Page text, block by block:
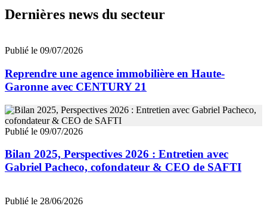
Dernières news du secteur
Publié le 09/07/2026
Reprendre une agence immobilière en Haute-
Garonne avec CENTURY 21
Publié le 09/07/2026
Bilan 2025, Perspectives 2026 : Entretien avec
Gabriel Pacheco, cofondateur & CEO de SAFTI
Publié le 28/06/2026